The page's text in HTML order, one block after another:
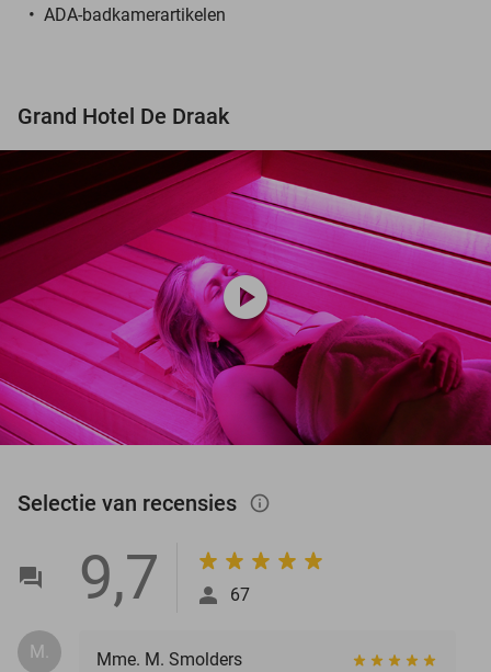
ADA-badkamerartikelen
Grand Hotel De Draak
play_circle
Selectie van recensies info_outlined
9,7 67
M. Mme. M. Smolders